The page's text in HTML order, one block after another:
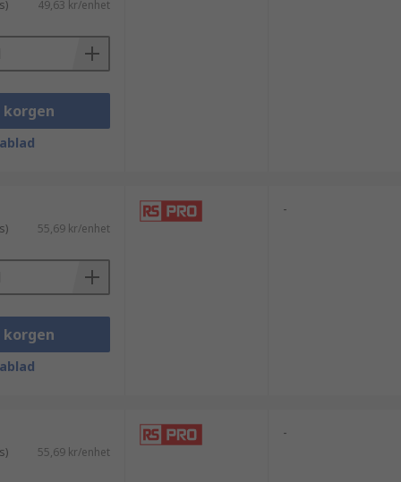
49,63 kr/enhet
korgen
55,69 kr/enhet
korgen
-
55,69 kr/enhet
-